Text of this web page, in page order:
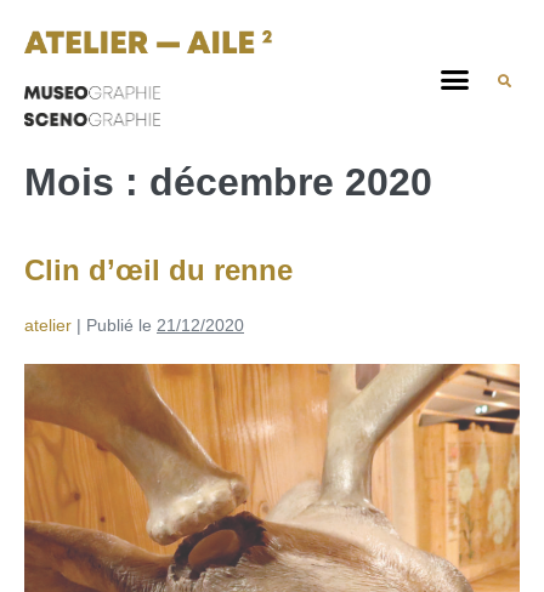
Mois : décembre 2020
Clin d’œil du renne
atelier | Publié le 21/12/2020